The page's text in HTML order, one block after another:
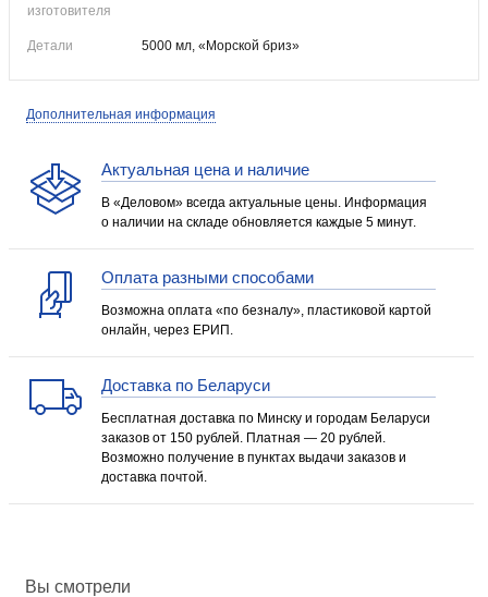
изготовителя
Детали 5000 мл, «Морской бриз»
Дополнительная информация
Актуальная цена и наличие
В «Деловом» всегда актуальные цены. Информация
о наличии на складе обновляется каждые 5 минут.
Оплата разными способами
Возможна оплата «по безналу», пластиковой картой
онлайн, через ЕРИП.
Доставка по Беларуси
Бесплатная доставка по Минску и городам Беларуси
заказов от 150 рублей. Платная — 20 рублей.
Возможно получение в пунктах выдачи заказов и
доставка почтой.
Вы смотрели